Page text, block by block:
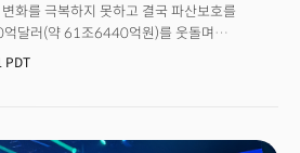
화를 극복하지 못하고 결국 파산보호를
달러(약 61조6440억원)를 웃돌며
믹으로 인한 사무실 수요 급감과 금리
내 덜어내지 못했다. 위워크 사태로 공유오피스
라는 사업모델의 전면 수정은 불가피해
PDT